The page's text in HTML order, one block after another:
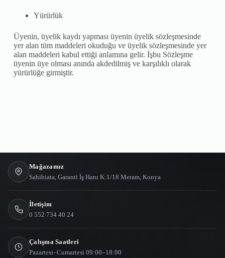
Yürürlük
Üyenin, üyelik kaydı yapması üyenin üyelik sözleşmesinde
yer alan tüm maddeleri okuduğu ve üyelik sözleşmesinde yer
alan maddeleri kabul ettiği anlamına gelir. İşbu Sözleşme
üyenin üye olması anında akdedilmiş ve karşılıklı olarak
yürürlüğe girmiştir.
Mağazamız
Sahibiata, Garanti İş Hanı K:1/18 Meram, Konya
İletişim
0 552 734 40 24
Çalışma Saatleri
Pazartesi–Cumartesi 09:00–18:00